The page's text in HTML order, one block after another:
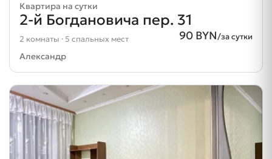
Квартира на сутки
2-й Богдановича пер. 31
90 BYN/за сутки
2 комнаты · 5 спальных мест
Александр